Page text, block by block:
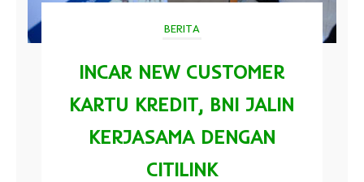
BERITA
INCAR NEW CUSTOMER
KARTU KREDIT, BNI JALIN
KERJASAMA DENGAN
CITILINK